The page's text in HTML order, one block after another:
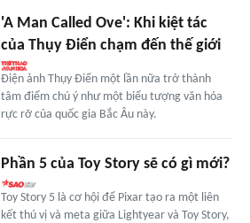
'A Man Called Ove': Khi kiệt tác
của Thụy Điển chạm đến thế giới
Điện ảnh Thụy Điển một lần nữa trở thành
tâm điểm chú ý như một biểu tượng văn hóa
rực rỡ của quốc gia Bắc Âu này.
Phần 5 của Toy Story sẽ có gì mới?
Toy Story 5 là cơ hội để Pixar tạo ra một liên
kết thú vị và meta giữa Lightyear và Toy Story,